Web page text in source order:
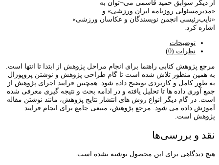
از دیگر سوابق حمید قاسمی می¬توان به
«مدیرمسئولی روزنامه ایران ورزشی» و
«نایب‌رئیسی انجمن نویسندگان و عکاسان ورزشی»
اشاره کرد.
توضیحات
نظرات (0)
مرجع پژوهش کتابی راهنما برای انجام مراحل پژوهش از ابتدا تا انتها است.
به همین منظور تلاش شده است تا گام طراحی پژوهش و نوشتن پروپوزال
به طور کامل و کاربردی توضیح داده شود. همچنین فرایند اجرای پژوهش از
جمع آوری داده ها تا تحلیل یافته و در ادامه بحث و نتیجه گیری معرفی شده
است. در گام دیگر انواع روش های انتشار نتایج پژوهش، مانند نوشتن مقاله
آموزش داده می شود. مرجع پژوهش، منبعی جامع برای انجام فرایند
پژوهش است.
نقد و بررسی‌ها
هیچ دیدگاهی برای این محصول نوشته نشده است.